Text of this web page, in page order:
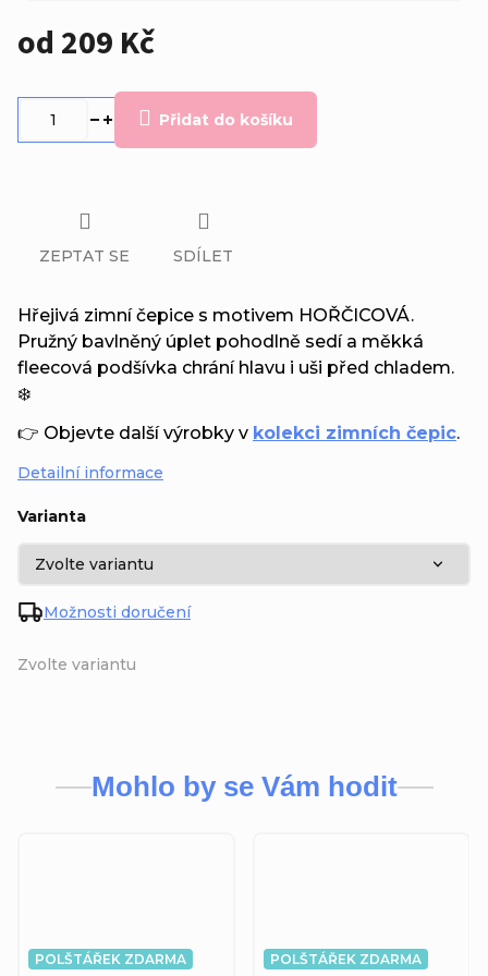
od 209 Kč
Zvolte variantu
Varianta
Možnosti doručení
Přidat do košíku
Hřejivá zimní čepice s motivem HOŘČICOVÁ.
Pružný bavlněný úplet pohodlně sedí a měkká
fleecová podšívka chrání hlavu i uši před chladem.
❄️
👉 Objevte další výrobky v kolekci zimních čepic.
Detailní informace
ZEPTAT SE SDÍLET
Mohlo by se Vám hodit
POLŠTÁŘEK ZDARMA POLŠTÁŘEK ZDARMA